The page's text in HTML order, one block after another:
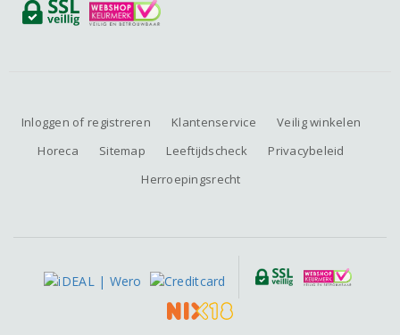
Inloggen of registreren Klantenservice
Veilig winkelen
Horeca
Sitemap Leeftijdscheck
Privacybeleid
Herroepingsrecht